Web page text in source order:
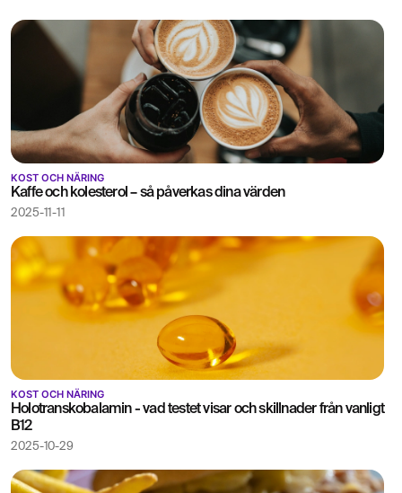
KOST OCH NÄRING
Kaffe och kolesterol – så påverkas dina värden
2025-11-11
KOST OCH NÄRING
Holotranskobalamin - vad testet visar och skillnader från vanligt
B12
2025-10-29